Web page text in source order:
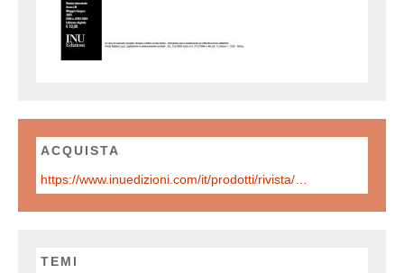
ACQUISTA
https://www.inuedizioni.com/it/prodotti/rivista/n-321-urbanistica-informazioni-maggio-giugno-2025
TEMI